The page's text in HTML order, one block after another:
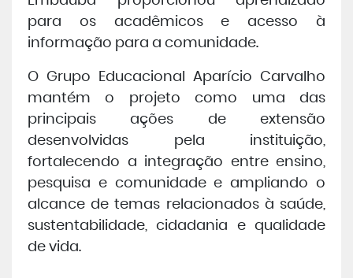
para os acadêmicos e acesso à
informação para a comunidade.
O Grupo Educacional Aparício Carvalho
mantém o projeto como uma das
principais ações de extensão
desenvolvidas pela instituição,
fortalecendo a integração entre ensino,
pesquisa e comunidade e ampliando o
alcance de temas relacionados à saúde,
sustentabilidade, cidadania e qualidade
de vida.